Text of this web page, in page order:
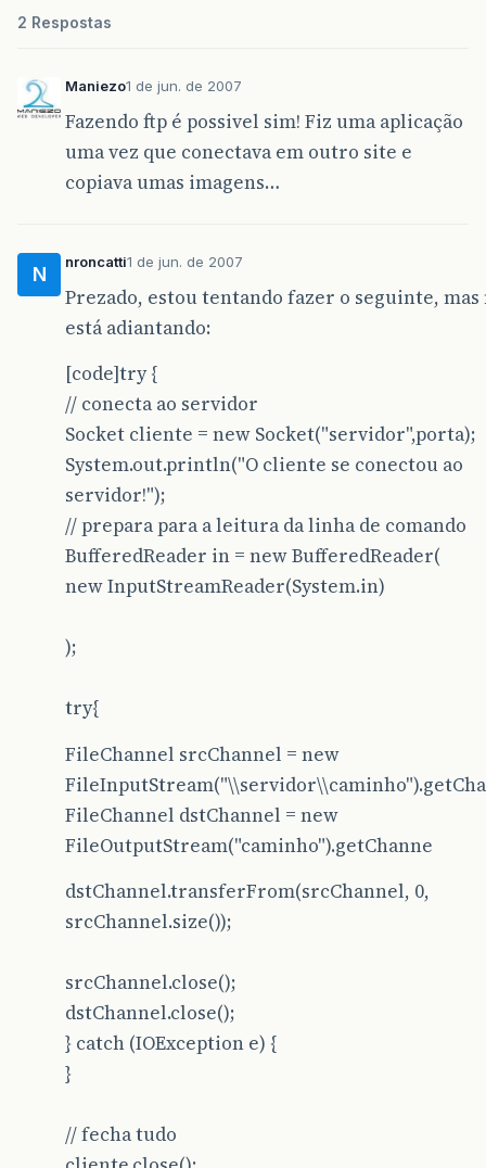
2 Respostas
Maniezo1 de jun. de 2007
Fazendo ftp é possivel sim! Fiz uma aplicação
uma vez que conectava em outro site e
copiava umas imagens…
N
nroncatti1 de jun. de 2007
Prezado, estou tentando fazer o seguinte, mas
está adiantando:
[code]try {
// conecta ao servidor
Socket cliente = new Socket("servidor",porta);
System.out.println("O cliente se conectou ao
servidor!");
// prepara para a leitura da linha de comando
BufferedReader in = new BufferedReader(
new InputStreamReader(System.in)
);
try{
FileChannel srcChannel = new
FileChannel dstChannel = new
FileOutputStream("caminho").getChanne
dstChannel.transferFrom(srcChannel, 0,
srcChannel.size());
srcChannel.close();
dstChannel.close();
} catch (IOException e) {
}
// fecha tudo